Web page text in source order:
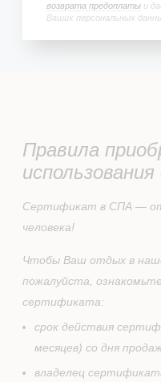
возврата предоплаты и
Ваших персональных
Правила
Сертификат в СПА —
человека!
Чтобы Ваш отдых в
пожалуйста,
сертификата:
срок действия
месяцев) со дня
владелец